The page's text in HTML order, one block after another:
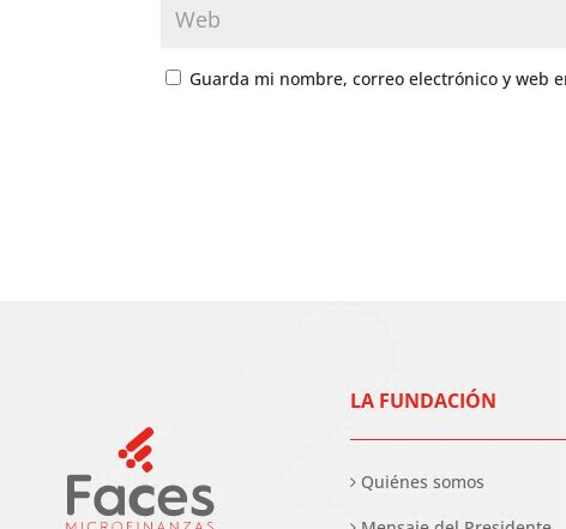
Guarda mi nombre, correo electrónico y web
LA FUNDACIÓN
Quiénes somos